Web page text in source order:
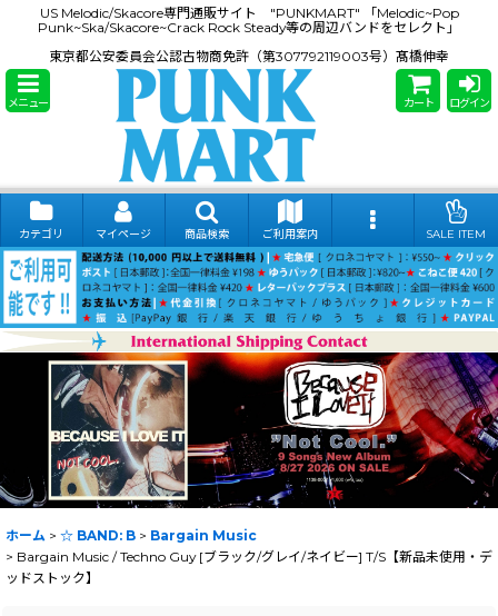
US Melodic/Skacore専門通販サイト "PUNKMART" 「Melodic~Pop
Punk~Ska/Skacore~Crack Rock Steady等の周辺バンドをセレクト」
東京都公安委員会公認古物商免許（第307792119003号）髙橋伸幸
メニュー カート ログイン
カテゴリ マイページ 商品検索 ご利用案内 SALE ITEM
ホーム > ☆ BAND: B > Bargain Music
> Bargain Music / Techno Guy [ブラック/グレイ/ネイビー] T/S【新品未使用・デ
ッドストック】